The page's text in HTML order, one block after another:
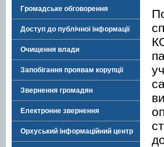
Громадське обговорення
Доступ до публічної інформації
Очищення влади
Запобігання проявам корупції
Звернення громадян
Електронне звернення
Орхуський інформаційний центр